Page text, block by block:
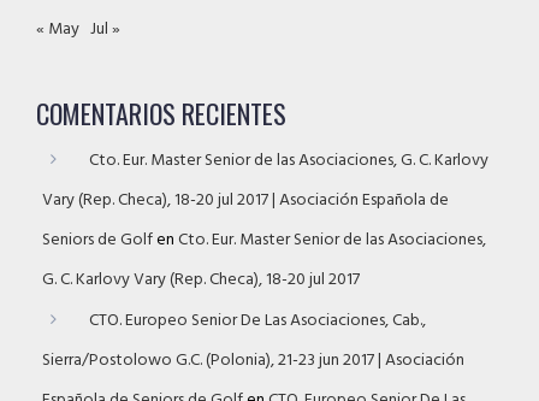
« May Jul »
COMENTARIOS RECIENTES
Cto. Eur. Master Senior de las Asociaciones, G. C. Karlovy
Vary (Rep. Checa), 18-20 jul 2017 | Asociación Española de
Seniors de GolfenCto. Eur. Master Senior de las Asociaciones,
G. C. Karlovy Vary (Rep. Checa), 18-20 jul 2017
CTO. Europeo Senior De Las Asociaciones, Cab.,
Sierra/Postolowo G.C. (Polonia), 21-23 jun 2017 | Asociación